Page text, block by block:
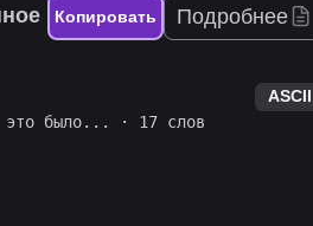
Копировать Подробнее
это было... · 17 слов
ASCII